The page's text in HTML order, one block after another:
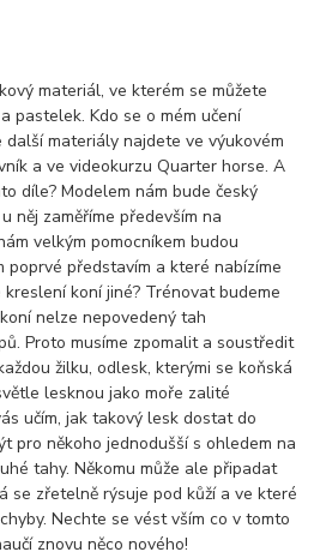
materiál, ve kterém se můžete
pastelek. Kdo se o mém učení
další materiály najdete ve výukovém
a ve videokurzu Quarter horse. A
díle? Modelem nám bude český
něj zaměříme především na
velkým pomocníkem budou
představím a které nabízíme
koní jiné? Trénovat budeme
nelze nepovedený tah
Proto musíme zpomalit a soustředit
žilku, odlesk, kterými se koňská
lesknou jako moře zalité
učím, jak takový lesk dostat do
pro někoho jednodušší s ohledem na
tahy. Někomu může ale připadat
se zřetelně rýsuje pod kůží a ve které
Nechte se vést vším co v tomto
znovu něco nového!